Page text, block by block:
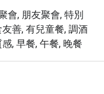
會, 朋友聚會, 特別
善, 有兒童餐, 調酒
, 早餐, 午餐, 晚餐